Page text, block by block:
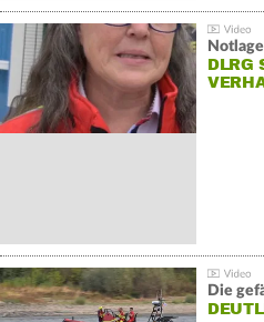
DLRG
Die